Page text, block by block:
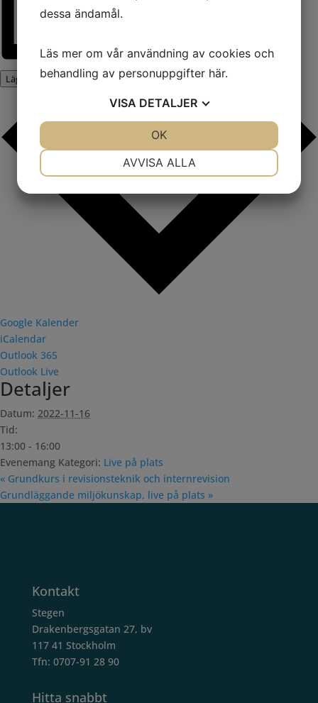
Lägg till i kalender
Google Kalender
iCalendar
Outlook 365
Outlook Live
Detaljer
Datum: 2022-11-16
Tid:
13:00 - 16:00
Evenemang Kategori: Live på plats
« Grundkurs i revisionsteknik och internrevision
Grundläggande miljökunskap, live på plats »
Kontakt
Stegen
Drakenbergsgatan 27, bv
117 41 Stockholm
Tfn: 0707-91 28 90
Hitta snabbt
dessa ändamål.
Läs mer om vår användning av cookies och
behandling av personuppgifter här.
VISA DETALJER
MARKNADSFÖRING
AVVISA ALLA
OK